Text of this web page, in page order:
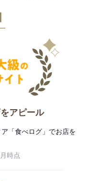
アピール
「食べログ」でお店を
時点